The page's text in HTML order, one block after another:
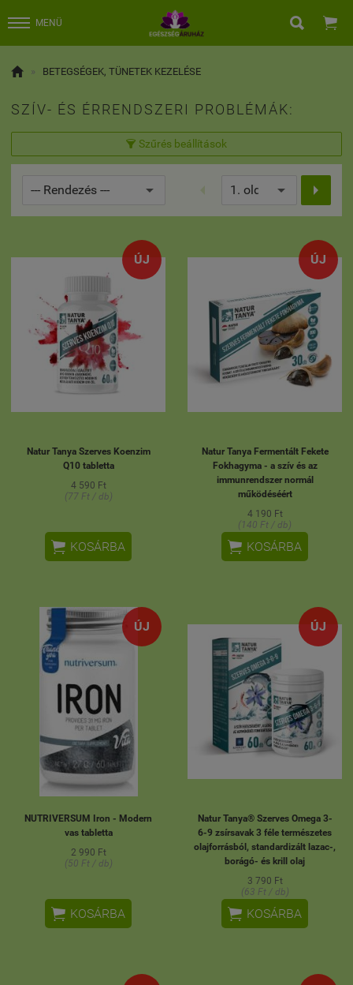
MENÜ  
 » BETEGSÉGEK, TÜNETEK KEZELÉSE
SZÍV- ÉS ÉRRENDSZERI PROBLÉMÁK:
 Szűrés beállítások
 
ÚJ
Natur Tanya Szerves Koenzim
Q10 tabletta
4 590 Ft
(77 Ft / db)
 KOSÁRBA
ÚJ
Natur Tanya Fermentált Fekete
Fokhagyma - a szív és az
immunrendszer normál
működéséért
4 190 Ft
(140 Ft / db)
 KOSÁRBA
ÚJ
NUTRIVERSUM Iron - Modern
vas tabletta
2 990 Ft
(50 Ft / db)
 KOSÁRBA
ÚJ
Natur Tanya® Szerves Omega 3-
6-9 zsírsavak 3 féle természetes
olajforrásból, standardizált lazac-,
borágó- és krill olaj
3 790 Ft
(63 Ft / db)
 KOSÁRBA